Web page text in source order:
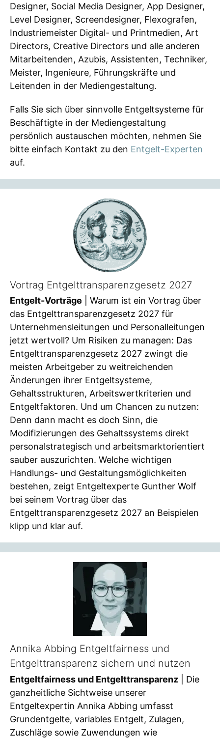
Designer, Social Media Designer, App Designer,
Level Designer, Screendesigner, Flexografen,
Industriemeister Digital- und Printmedien, Art
Directors, Creative Directors und alle anderen
Mitarbeitenden, Azubis, Assistenten, Techniker,
Meister, Ingenieure, Führungskräfte und
Leitenden in der Mediengestaltung.
Falls Sie sich über sinnvolle Entgeltsysteme für
Beschäftigte in der Mediengestaltung
persönlich austauschen möchten, nehmen Sie
bitte einfach Kontakt zu den Entgelt-Experten
auf.
Vortrag Entgelttransparenzgesetz 2027
Entgelt-Vorträge | Warum ist ein Vortrag über
das Entgelttransparenzgesetz 2027 für
Unternehmensleitungen und Personalleitungen
jetzt wertvoll? Um Risiken zu managen: Das
Entgelttransparenzgesetz 2027 zwingt die
meisten Arbeitgeber zu weitreichenden
Änderungen ihrer Entgeltsysteme,
Gehaltsstrukturen, Arbeitswertkriterien und
Entgeltfaktoren. Und um Chancen zu nutzen:
Denn dann macht es doch Sinn, die
Modifizierungen des Gehaltssystems direkt
personalstrategisch und arbeitsmarktorientiert
sauber auszurichten. Welche wichtigen
Handlungs- und Gestaltungsmöglichkeiten
bestehen, zeigt Entgeltexperte Gunther Wolf
bei seinem Vortrag über das
Entgelttransparenzgesetz 2027 an Beispielen
klipp und klar auf.
Annika Abbing Entgeltfairness und
Entgelttransparenz sichern und nutzen
Entgeltfairness und Entgelttransparenz | Die
ganzheitliche Sichtweise unserer
Entgeltexpertin Annika Abbing umfasst
Grundentgelte, variables Entgelt, Zulagen,
Zuschläge sowie Zuwendungen wie